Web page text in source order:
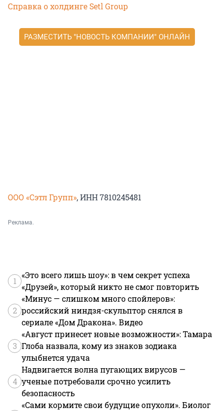
Справка о холдинге Setl Group
РАЗМЕСТИТЬ "НОВОСТЬ КОМПАНИИ" ОНЛАЙН
ООО «Сэтл Групп», ИНН 7810245481
Реклама.
1
«Это всего лишь шоу»: в чем секрет успеха
«Друзей», который никто не смог повторить
2
«Минус — слишком много спойлеров»:
российский ниндзя-скульптор снялся в
сериале «Дом Дракона». Видео
3
«Август принесет новые возможности»: Тамара
Глоба назвала, кому из знаков зодиака
улыбнется удача
4
Надвигается волна пугающих вирусов —
ученые потребовали срочно усилить
безопасность
«Сами кормите свои будущие опухоли». Биолог